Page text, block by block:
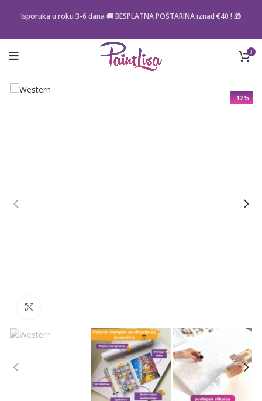
Isporuka u roku 3-6 dana 🚚 BESPLATNA POŠTARINA iznad €40 ! 🎁
0
-12%